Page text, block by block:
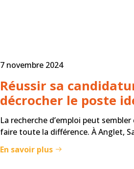
7 novembre 2024
Réussir sa
décrocher le poste
La recherche d’emploi peut
faire toute la différence. À Anglet,
En savoir plus